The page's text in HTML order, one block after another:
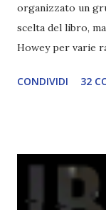
organizzato un
scelta del libro,
Howey per varie
e poi dover
gruppo di lettura
po' di tempo per
CONDIVIDI 32